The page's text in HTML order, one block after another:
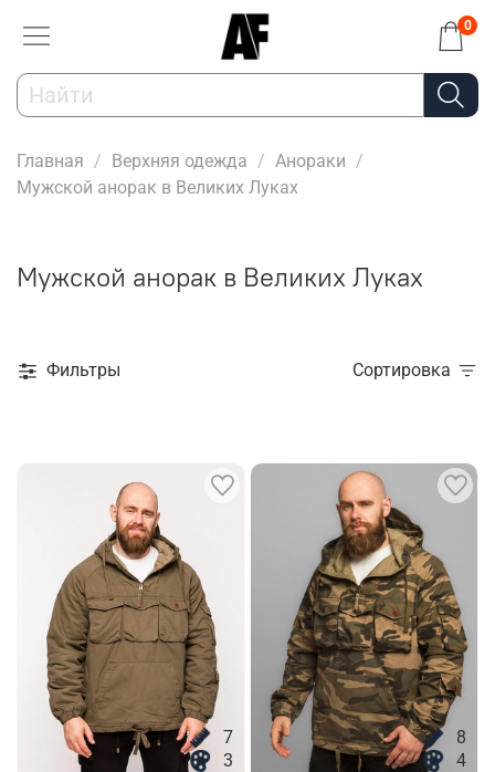
0
Главная Верхняя одежда
Анораки
Мужской анорак в Великих Луках
Мужской анорак в Великих Луках
Фильтры Сортировка
7
3
8
4